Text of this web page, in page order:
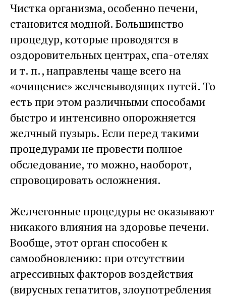
Чистка организма, особенно печени,
становится модной. Большинство
процедур, которые проводятся в
оздоровительных центрах, спа-отелях
и т. п., направлены чаще всего на
«очищение» желчевыводящих путей. То
есть при этом различными способами
быстро и интенсивно опорожняется
желчный пузырь. Если перед такими
процедурами не провести полное
обследование, то можно, наоборот,
спровоцировать осложнения.
Желчегонные процедуры не оказывают
никакого влияния на здоровье печени.
Вообще, этот орган способен к
самообновлению: при отсутствии
агрессивных факторов воздействия
(вирусных гепатитов, злоупотребления